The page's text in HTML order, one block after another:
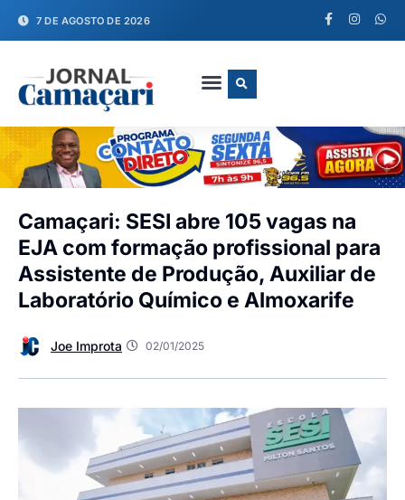
7 DE AGOSTO DE 2026
Camaçari: SESI abre 105 vagas na
EJA com formação profissional para
Assistente de Produção, Auxiliar de
Laboratório Químico e Almoxarife
Joe Improta 02/01/2025